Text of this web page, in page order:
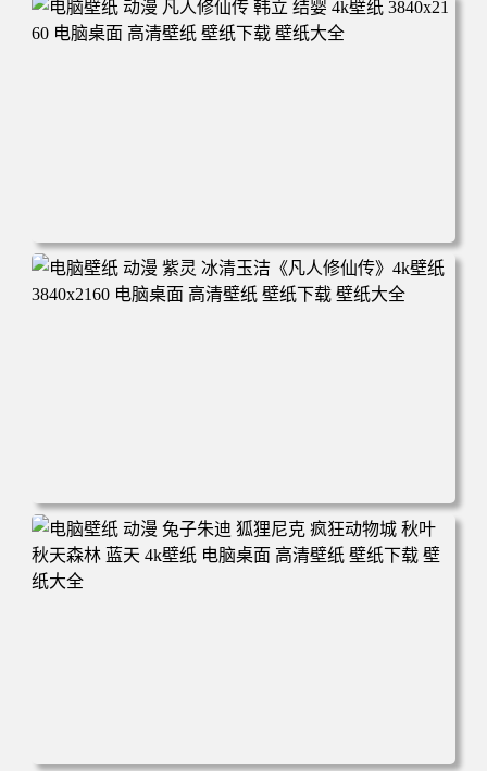
年回忆 荷塘荷叶 蜡笔小新 电脑桌面 高清壁纸 壁纸下载 壁
电脑壁纸 动漫 凡人修仙传 韩立 结婴 4k壁纸 3840x2160 电
脑桌面 高清壁纸 壁纸下载 壁纸大全
电脑壁纸 动漫 紫灵 冰清玉洁《凡人修仙传》4k壁纸 3840x2
160 电脑桌面 高清壁纸 壁纸下载 壁纸大全